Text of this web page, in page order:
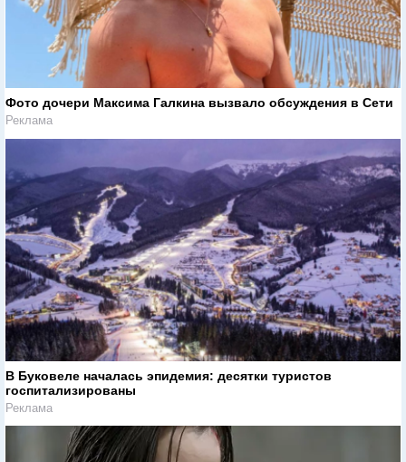
Фото дочери Максима Галкина вызвало обсуждения в Сети
Реклама
В Буковеле началась эпидемия: десятки туристов
госпитализированы
Реклама